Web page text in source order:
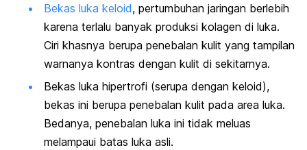
Bekas luka keloid, pertumbuhan jaringan berlebih
karena terlalu banyak produksi kolagen di luka.
Ciri khasnya berupa penebalan kulit yang tampilan
warnanya kontras dengan kulit di sekitarnya.
Bekas luka hipertrofi (serupa dengan keloid),
bekas ini berupa penebalan kulit pada area luka.
Bedanya, penebalan luka ini tidak meluas
melampaui batas luka asli.